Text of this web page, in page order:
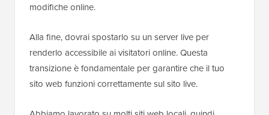
modifiche online.
Alla fine, dovrai spostarlo su un server live per
renderlo accessibile ai visitatori online. Questa
transizione è fondamentale per garantire che il tuo
sito web funzioni correttamente sul sito live.